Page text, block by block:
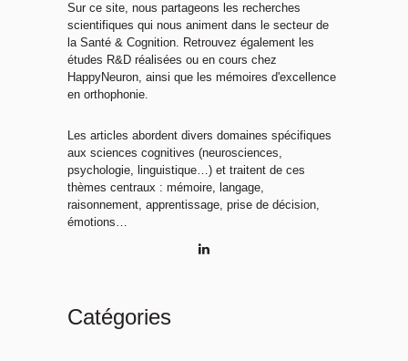
Sur ce site, nous partageons les recherches
scientifiques qui nous animent dans le secteur de
la Santé & Cognition. Retrouvez également les
études R&D réalisées ou en cours chez
HappyNeuron, ainsi que les mémoires d'excellence
en orthophonie.
Les articles abordent divers domaines spécifiques
aux sciences cognitives (neurosciences,
psychologie, linguistique…) et traitent de ces
thèmes centraux : mémoire, langage,
raisonnement, apprentissage, prise de décision,
émotions…
Catégories